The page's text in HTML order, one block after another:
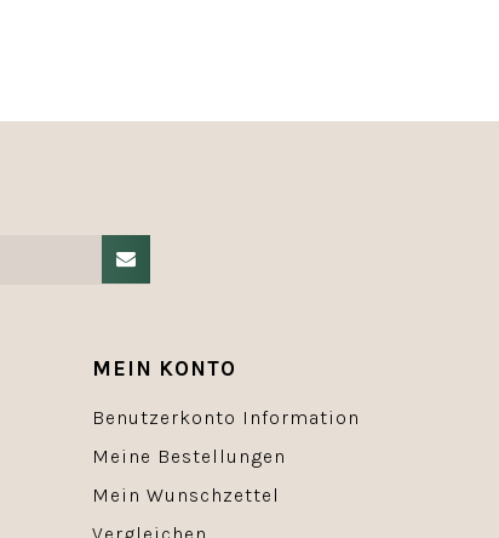
MEIN KONTO
Benutzerkonto Information
Meine Bestellungen
Mein Wunschzettel